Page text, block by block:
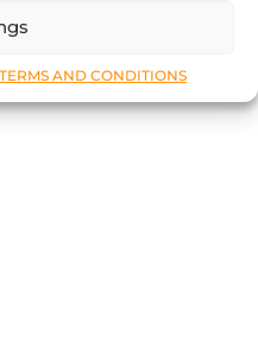
AND CONDITIONS